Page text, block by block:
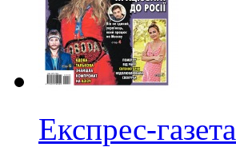
Експрес-газета